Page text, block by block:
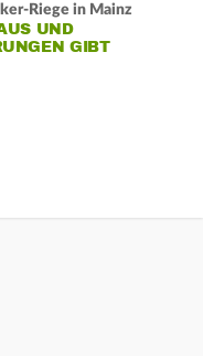
Riege in Mainz
UND
GIBT